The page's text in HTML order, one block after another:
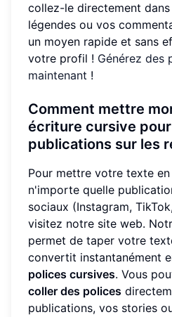
collez-le directement
légendes ou vos
un moyen rapide et sans
votre profil ! Générez des
maintenant !
Comment mettre
écriture cursive
publications sur les
Pour mettre votre texte
n'importe quelle
sociaux (Instagram,
visitez notre site web.
permet de taper votre
convertit instantanément
polices cursives. Vous
coller des polices
publications, vos stories